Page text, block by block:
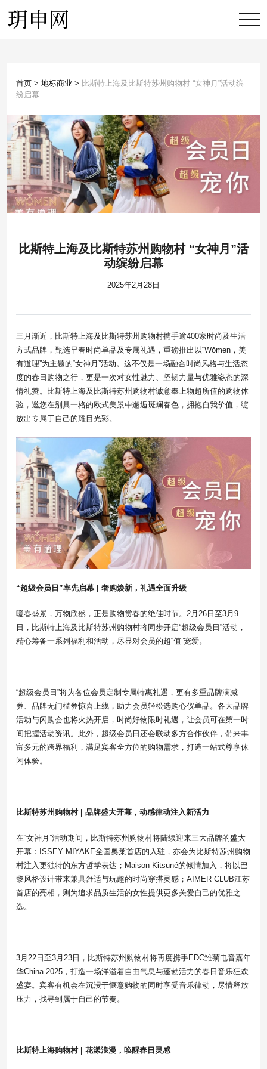
首页 > 地标商业 > 比斯特上海及比斯特苏州购物村 “女神月”活动缤
纷启幕
比斯特上海及比斯特苏州购物村 “女神月”活
动缤纷启幕
2025年2月28日
三月渐近，比斯特上海及比斯特苏州购物村携手逾400家时尚及生活
方式品牌，甄选早春时尚单品及专属礼遇，重磅推出以“Wǒmen，美
有道理”为主题的“女神月”活动。这不仅是一场融合时尚风格与生活态
度的春日购物之行，更是一次对女性魅力、坚韧力量与优雅姿态的深
情礼赞。比斯特上海及比斯特苏州购物村诚意奉上物超所值的购物体
验，邀您在别具一格的欧式美景中邂逅斑斓春色，拥抱自我价值，绽
放出专属于自己的耀目光彩。
“超级会员日”率先启幕 | 奢购焕新， 礼遇全面升级
暖春盛景，万物欣然，正是购物赏春的绝佳时节。2月26日至3月9
日，比斯特上海及比斯特苏州购物村将同步开启“超级会员日”活动，
精心筹备一系列福利和活动，尽显对会员的超“值”宠爱。
“超级会员日”将为各位会员定制专属特惠礼遇，更有多重品牌满减
券、品牌无门槛券惊喜上线，助力会员轻松选购心仪单品。各大品牌
活动与闪购会也将火热开启，时尚好物限时礼遇，让会员可在第一时
间把握活动资讯。此外，超级会员日还会联动多方合作伙伴，带来丰
富多元的跨界福利，满足宾客全方位的购物需求，打造一站式尊享休
闲体验。
比斯特苏州购物村| 品牌盛大开幕，动感律动注入新活力
在“女神月”活动期间，比斯特苏州购物村将陆续迎来三大品牌的盛大
开幕：ISSEY MIYAKE全国奥莱首店的入驻，亦会为比斯特苏州购物
村注入更独特的东方哲学表达；Maison Kitsuné的倾情加入，将以巴
黎风格设计带来兼具舒适与玩趣的时尚穿搭灵感；AIMER CLUB江苏
首店的亮相，则为追求品质生活的女性提供更多关爱自己的优雅之
选。
3月22日至3月23日，比斯特苏州购物村将再度携手EDC雏菊电音嘉年
华China 2025，打造一场洋溢着自由气息与蓬勃活力的春日音乐狂欢
盛宴。宾客有机会在沉浸于惬意购物的同时享受音乐律动，尽情释放
压力，找寻到属于自己的节奏。
比斯特上海购物村| 花漾浪漫，唤醒春日灵感